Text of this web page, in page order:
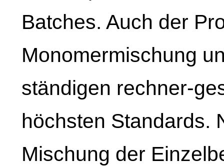
Batches. Auch der
Monomermischung
ständigen rechner-
höchsten Standards.
Mischung der